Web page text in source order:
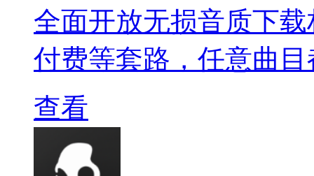
全面开放无损音质下
付费等套路，任意曲
查看